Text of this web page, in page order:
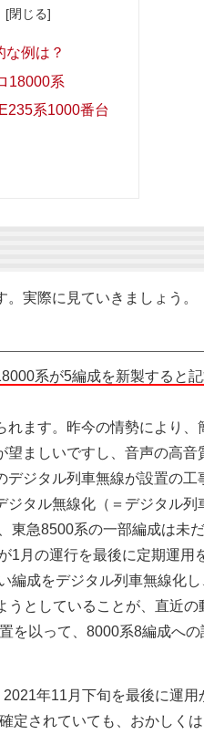
な例は？
18000系
系1000番台
実際に見ていきましょう。
系が5編成を新製すると
ます。昨今の情勢により
ましいですし、音声の高音
ジタル列車無線が設置の
タル無線化（＝デジタル列
東急8500系の一部編成は未
月の運行を最後に定期運用
編成をデジタル列車無線化
としていることが、直近の
を以って、8000系8編成へ
年11月下旬を最後に運用
定されていても、おかしく